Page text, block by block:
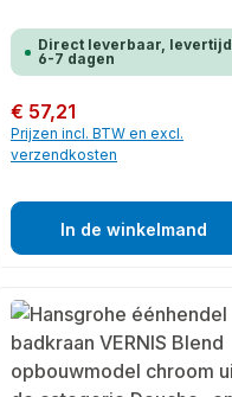
Direct leverbaar, levertijd
6-7 dagen
Normale prijs:
€ 57,21
Prijzen incl. BTW en excl.
verzendkosten
In de winkelmand